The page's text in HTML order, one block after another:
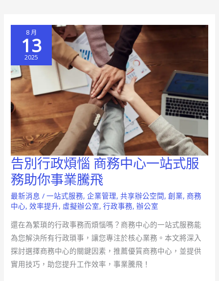
合
風
險
8 月
13
2025
告別行政煩惱 商務中心一站式服
務助你事業騰飛
最新消息 /一站式服務,企業管理,共享辦公空間,創業, 商務
中心,效率提升, 虛擬辦公室,行政事務,辦公室
還在為繁瑣的行政事務而煩惱嗎？商務中心的一站式服務能
為您解決所有行政瑣事，讓您專注於核心業務。本文將深入
探討選擇商務中心的關鍵因素，推薦優質商務中心，並提供
實用技巧，助您提升工作效率，事業騰飛！
告
別
行
政
惱
商
務
中